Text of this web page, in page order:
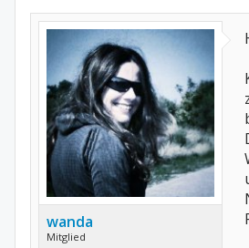
wanda
Mitglied